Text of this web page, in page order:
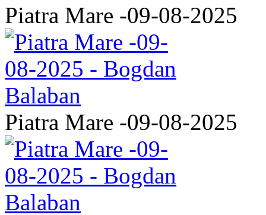
Piatra Mare -09-08-2025
Piatra Mare -09-08-2025